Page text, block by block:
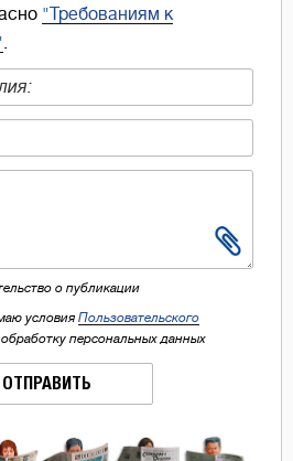
"Требованиям к
о публикации
условия Пользовательского
обработку персональных данных
ОТПРАВИТЬ